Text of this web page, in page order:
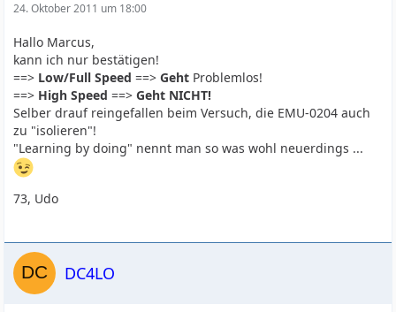
24. Oktober 2011 um 18:00
Hallo Marcus,
kann ich nur bestätigen!
==> Low/Full Speed ==>Geht Problemlos!
==> High Speed ==>Geht NICHT!
Selber drauf reingefallen beim Versuch, die EMU-0204 auch
zu "isolieren"!
"Learning by doing" nennt man so was wohl neuerdings ...
73, Udo
DC4LO